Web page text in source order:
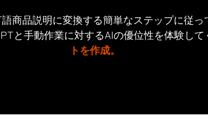
商品説明に変換する簡単なステップに従
と手動作業に対するAIの優位性を体験し
トを作成。